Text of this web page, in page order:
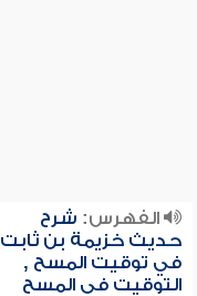
الفهرس: شرح
حديث خزيمة بن ثابت
في توقيت المسح ,
التوقيت في المسح